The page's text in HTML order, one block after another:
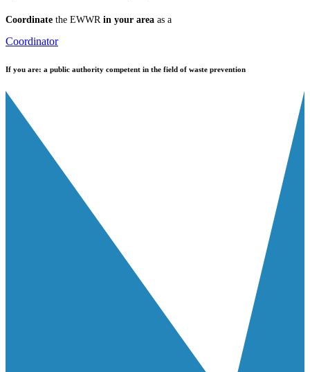
Coordinate the EWWR in your area as a
Coordinator
If you are: a public authority competent in the field of waste prevention